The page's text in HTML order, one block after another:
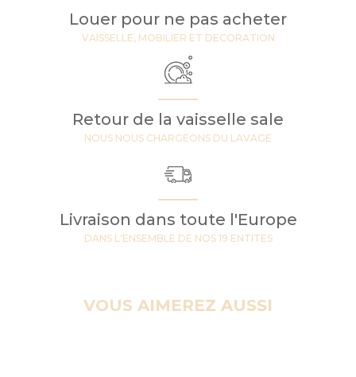
Louer pour ne pas acheter
VAISSELLE, MOBILIER ET DECORATION
Retour de la vaisselle sale
NOUS NOUS CHARGEONS DU LAVAGE
Livraison dans toute l'Europe
DANS L'ENSEMBLE DE NOS 19 ENTITES
VOUS AIMEREZ AUSSI